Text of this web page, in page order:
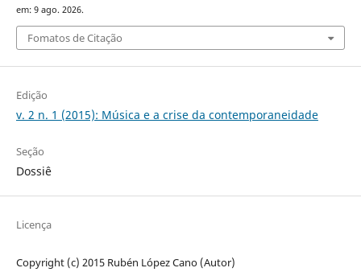
em: 9 ago. 2026.
Fomatos de Citação
Edição
v. 2 n. 1 (2015): Música e a crise da contemporaneidade
Seção
Dossiê
Licença
Copyright (c) 2015 Rubén López Cano (Autor)